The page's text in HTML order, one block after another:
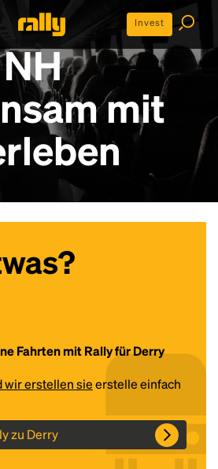
Invest
mit
Fahrten mit Rally für Derry
wir erstellen sieerstelle einfach
zu Derry